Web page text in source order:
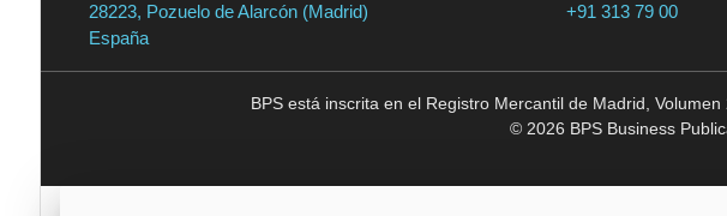
28223, Pozuelo de Alarcón (Madrid)
España
+91 313 79 00
BPS está inscrita en el Registro Mercantil de Madrid,
© 2026 BPS Business